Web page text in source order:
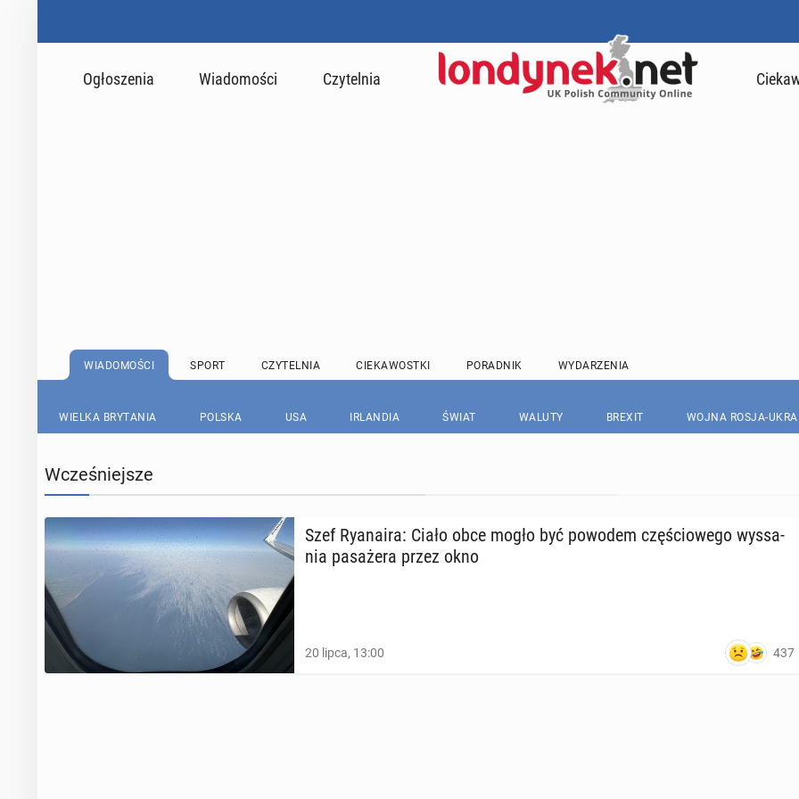
Ogłoszenia Wiadomości Czytelnia
WIADOMOŚCI SPORT CZYTELNIA CIEKAWOSTKI PORADNIK WYDARZENIA
WIELKA BRYTANIA POLSKA USA IRLANDIA ŚWIAT WALUTY BREXIT WOJNA ROSJA-
Wcześniejsze
Szef Ry­ana­ira: Ciało obce mogło być powodem czę­ścio­we­go wy­ssa­
nia pa­sa­że­ra przez okno
20 lipca, 13:00 437